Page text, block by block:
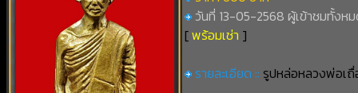
วันที่ 13-05-2568 ผู้เข้าชมทั้งห
[พร้อมเช่า ]
รายละเอียด :: รูปหล่อหลวงพ่อเถื่